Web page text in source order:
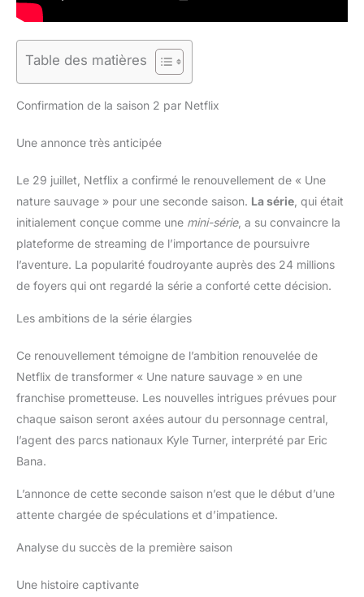
Table des matières
Confirmation de la saison 2 par Netflix
Une annonce très anticipée
Le 29 juillet, Netflix a confirmé le renouvellement de « Une
nature sauvage » pour une seconde saison. La série, qui était
initialement conçue comme une mini-série, a su convaincre la
plateforme de streaming de l’importance de poursuivre
l’aventure. La popularité foudroyante auprès des 24 millions
de foyers qui ont regardé la série a conforté cette décision.
Les ambitions de la série élargies
Ce renouvellement témoigne de l’ambition renouvelée de
Netflix de transformer « Une nature sauvage » en une
franchise prometteuse. Les nouvelles intrigues prévues pour
chaque saison seront axées autour du personnage central,
l’agent des parcs nationaux Kyle Turner, interprété par Eric
Bana.
L’annonce de cette seconde saison n’est que le début d’une
attente chargée de spéculations et d’impatience.
Analyse du succès de la première saison
Une histoire captivante